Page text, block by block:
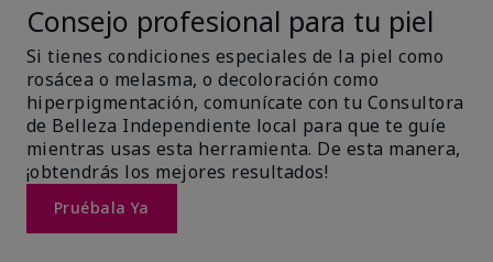
Consejo profesional para tu piel
Si tienes condiciones especiales de la piel como
rosácea o melasma, o decoloración como
hiperpigmentación, comunícate con tu Consultora
de Belleza Independiente local para que te guíe
mientras usas esta herramienta. De esta manera,
¡obtendrás los mejores resultados!
Pruébala Ya